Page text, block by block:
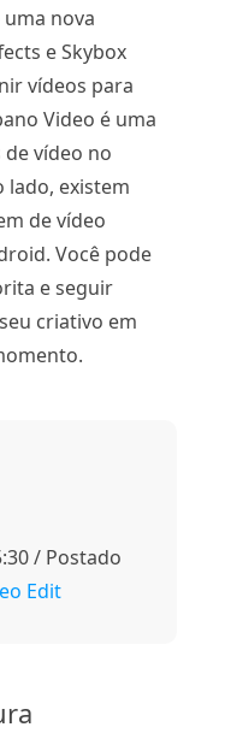
nova
e Skybox
vídeos para
Video é uma
vídeo no
lado, existem
de vídeo
Você pode
e seguir
criativo em
/ Postado
Edit